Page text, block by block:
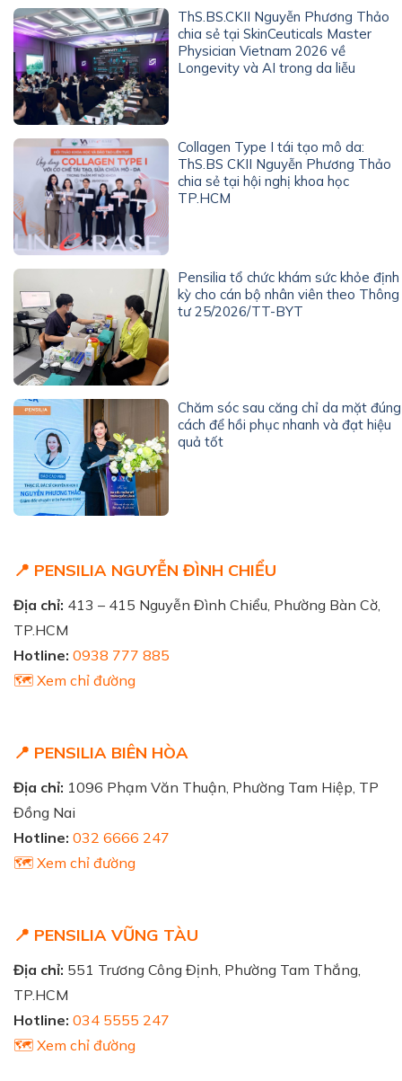
ThS.BS.CKII Nguyễn Phương Thảo
chia sẻ tại SkinCeuticals Master
Physician Vietnam 2026 về
Longevity và AI trong da liễu
Collagen Type I tái tạo mô da:
ThS.BS CKII Nguyễn Phương Thảo
chia sẻ tại hội nghị khoa học
TP.HCM
Pensilia tổ chức khám sức khỏe định
kỳ cho cán bộ nhân viên theo Thông
tư 25/2026/TT-BYT
Chăm sóc sau căng chỉ da mặt đúng
cách để hồi phục nhanh và đạt hiệu
quả tốt
📍 PENSILIA NGUYỄN ĐÌNH CHIỂU
Địa chỉ: 413 – 415 Nguyễn Đình Chiểu, Phường Bàn Cờ,
TP.HCM
Hotline: 0938 777 885
🗺️ Xem chỉ đường
📍 PENSILIA BIÊN HÒA
Địa chỉ: 1096 Phạm Văn Thuận, Phường Tam Hiệp, TP
Đồng Nai
Hotline: 032 6666 247
🗺️ Xem chỉ đường
📍 PENSILIA VŨNG TÀU
Địa chỉ: 551 Trương Công Định, Phường Tam Thắng,
TP.HCM
Hotline: 034 5555 247
🗺️ Xem chỉ đường